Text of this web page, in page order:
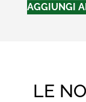
AGGIUNGI
LE